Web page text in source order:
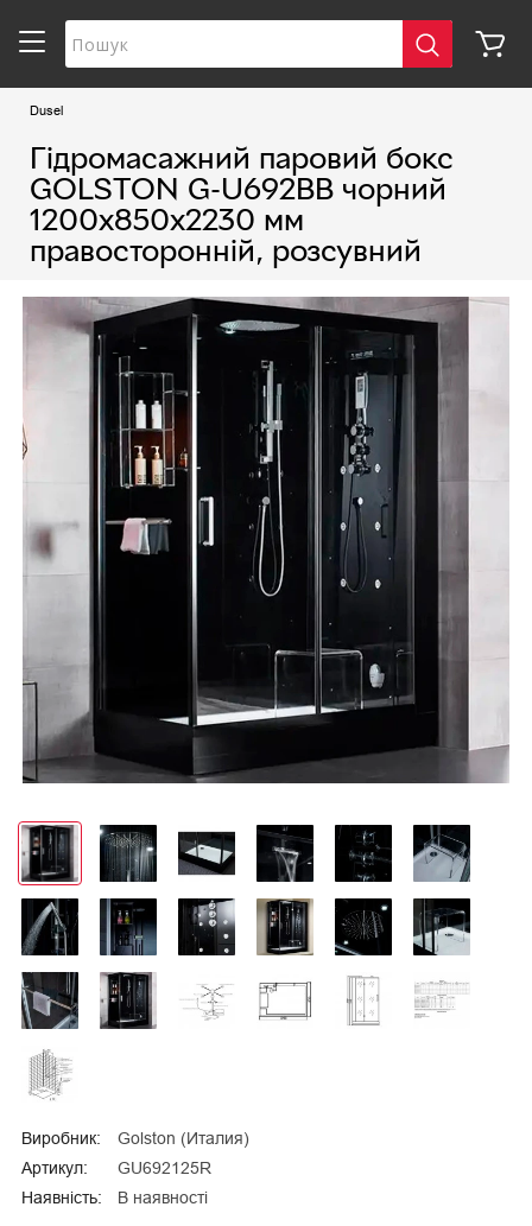
Dusel
Гідромасажний паровий бокс
GOLSTON G-U692BB чорний
1200х850х2230 мм
правосторонній, розсувний
Виробник:
Golston (Италия)
Артикул:
GU692125R
Наявність:
В наявності